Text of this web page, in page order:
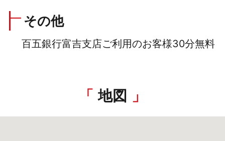
その他
百五銀行富吉支店ご利用のお客様30分無料
地図